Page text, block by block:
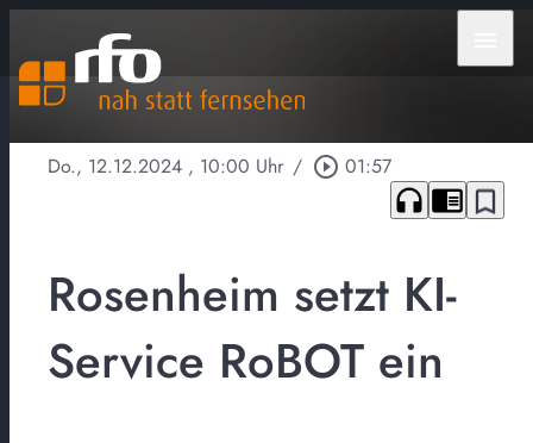
Do., 12.12.2024 , 10:00 Uhr / play_circle_outline 01:57
headphones chrome_reader_mode bookmark_border
Rosenheim setzt KI-
Service RoBOT ein